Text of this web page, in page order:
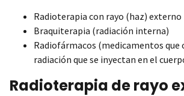
Radioterapia con rayo (haz) externo
Braquiterapia (radiación interna)
Radiofármacos (medicamentos que
radiación que se inyectan en el
Radioterapia de rayo